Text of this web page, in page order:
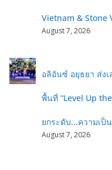
Vietnam & Stone
August 7, 2026
อลิอันซ์ อยุธยา ส่ง
พื้นที่ “Level Up
ยกระดับ...ความเป็
August 7, 2026